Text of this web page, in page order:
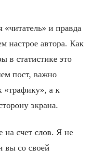
и правда
настрое автора. Как
в статистике это
пост, важно
«трафику», а к
экрана.
на счет слов. Я не
вы со своей